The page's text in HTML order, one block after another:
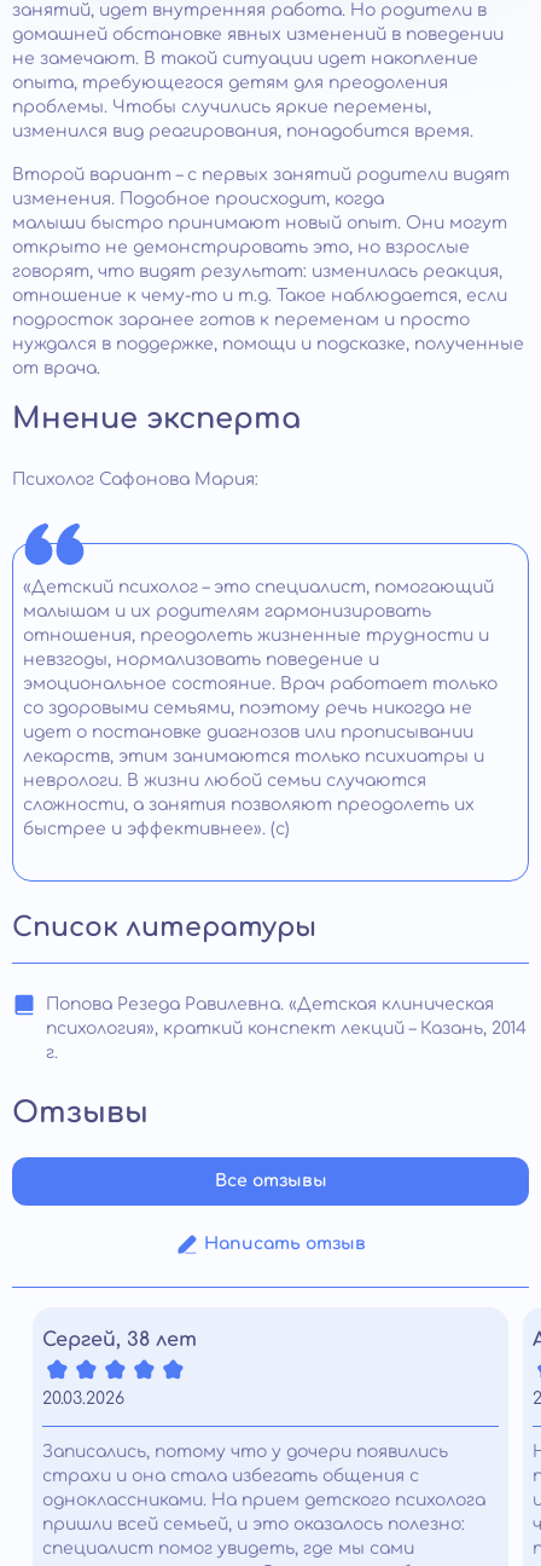
занятий, идет внутренняя работа. Но родители в
домашней обстановке явных изменений в поведении
не замечают. В такой ситуации идет накопление
опыта, требующегося детям для преодоления
проблемы. Чтобы случились яркие перемены,
изменился вид реагирования, понадобится время.
Второй вариант – с первых занятий родители видят
изменения. Подобное происходит, когда
малыши быстро принимают новый опыт. Они могут
открыто не демонстрировать это, но взрослые
говорят, что видят результат: изменилась реакция,
отношение к чему-то и т.д. Такое наблюдается, если
подросток заранее готов к переменам и просто
нуждался в поддержке, помощи и подсказке, полученные
от врача.
Мнение эксперта
Психолог Сафонова Мария:
«Детский психолог – это специалист, помогающий
малышам и их родителям гармонизировать
отношения, преодолеть жизненные трудности и
невзгоды, нормализовать поведение и
эмоциональное состояние. Врач работает только
со здоровыми семьями, поэтому речь никогда не
идет о постановке диагнозов или прописывании
лекарств, этим занимаются только психиатры и
неврологи. В жизни любой семьи случаются
сложности, а занятия позволяют преодолеть их
быстрее и эффективнее». (с)
Список литературы
Попова Резеда Равилевна. «Детская клиническая
психология», краткий конспект лекций – Казань, 2014
г.
Отзывы
Написать отзыв
Все отзывы
Сергей, 38 лет
20.03.2026
Записались, потому что у дочери появились
страхи и она стала избегать общения с
одноклассниками. На прием детского психолога
пришли всей семьей, и это оказалось полезно:
специалист помог увидеть, где мы сами